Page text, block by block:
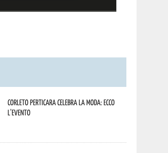
Corleto Perticara celebra la moda: ecco
l’evento